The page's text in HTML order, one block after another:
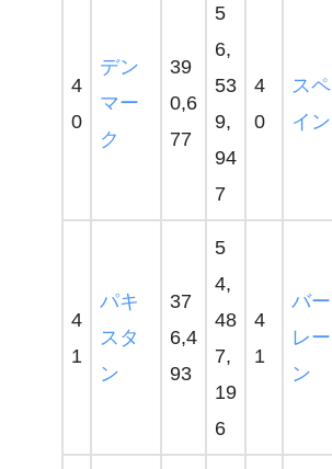
4
0
デン
マー
ク
39
0,6
77
5
6,
53
9,
94
7
4
0
スペ
イン
4
1
パキ
スタ
ン
37
6,4
93
5
4,
48
7,
19
6
4
1
バー
レー
ン